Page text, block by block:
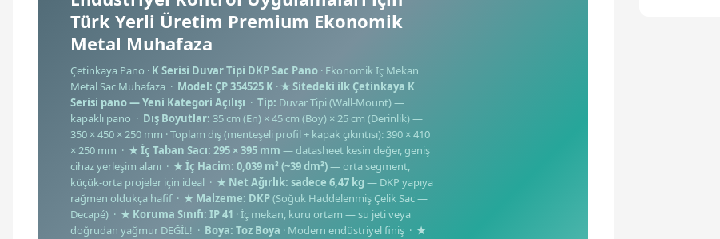
Türk Yerli Üretim Premium Ekonomik
Metal Muhafaza
Çetinkaya Pano · K Serisi Duvar Tipi DKP Sac Pano · Ekonomik İç Mekan
Metal Sac Muhafaza · Model: ÇP 354525 K · ★ Sitedeki ilk Çetinkaya K
Serisi pano — Yeni Kategori Açılışı · Tip: Duvar Tipi (Wall-Mount) —
kapaklı pano · Dış Boyutlar: 35 cm (En) × 45 cm (Boy) × 25 cm (Derinlik) —
350 × 450 × 250 mm · Toplam dış (menteşeli profil + kapak çıkıntısı): 390 × 410
× 250 mm · ★ İç Taban Sacı: 295 × 395 mm — datasheet kesin değer, geniş
cihaz yerleşim alanı · ★ İç Hacim: 0,039 m³ (~39 dm³)— orta segment,
küçük-orta projeler için ideal · ★ Net Ağırlık: sadece 6,47 kg — DKP yapıya
rağmen oldukça hafif · ★ Malzeme: DKP(Soğuk Haddelenmiş Çelik Sac —
Decapé) · ★ Koruma Sınıfı: IP 41 · İç mekan, kuru ortam — su jeti veya
doğrudan yağmur DEĞİL! · Boya: Toz Boya · Modern endüstriyel finiş · ★